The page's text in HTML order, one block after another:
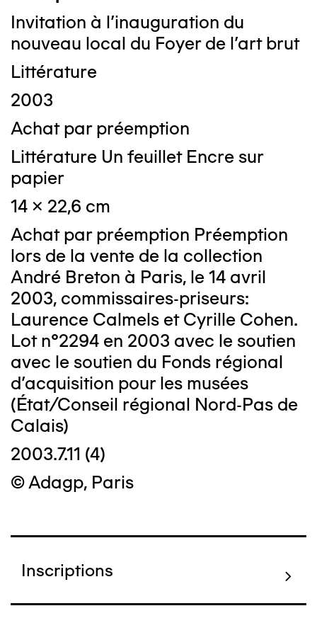
Invitation à l'inauguration du
nouveau local du Foyer de l'art brut
Littérature
2003
Achat par préemption
Littérature Un feuillet Encre sur
papier
14 x 22,6 cm
Achat par préemption Préemption
lors de la vente de la collection
André Breton à Paris, le 14 avril
2003, commissaires-priseurs:
Laurence Calmels et Cyrille Cohen.
Lot n°2294 en 2003 avec le soutien
avec le soutien du Fonds régional
d'acquisition pour les musées
(État/Conseil régional Nord-Pas de
Calais)
2003.7.11 (4)
© Adagp, Paris
Inscriptions